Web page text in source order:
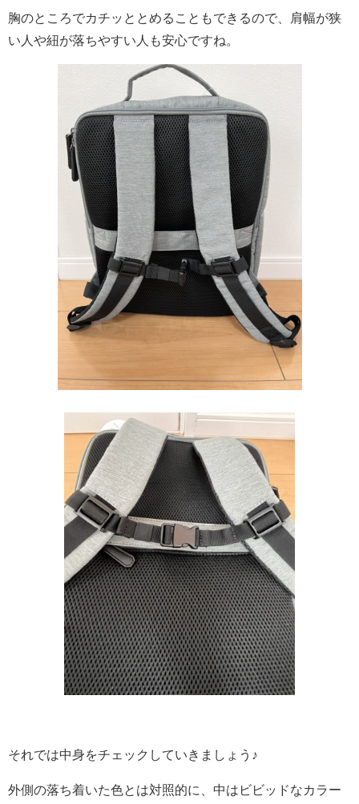
胸のところでカチッととめることもできるので、肩幅が狭
い人や紐が落ちやすい人も安心ですね。
それでは中身をチェックしていきましょう♪
外側の落ち着いた色とは対照的に、中はビビッドなカラー